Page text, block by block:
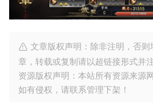
文章版权声明：除非注明，否则
章，转载或复制请以超链接形式并注
资源版权声明：本站所有资源来源
如有侵权，请联系管理下架！